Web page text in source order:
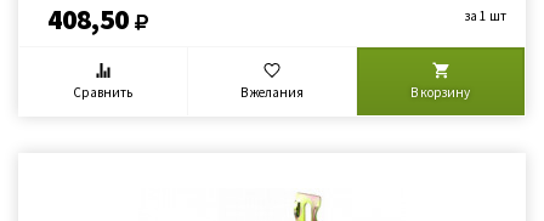
408,50 за 1 шт
Сравнить В желания В корзину